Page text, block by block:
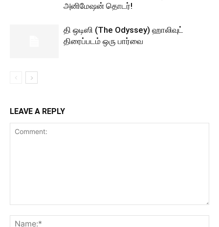
அனிமேஷன் தொடர்!
தி ஒடிஸி (The Odyssey) ஹாலிவுட்
திரைப்படம் ஒரு பார்வை
LEAVE A REPLY